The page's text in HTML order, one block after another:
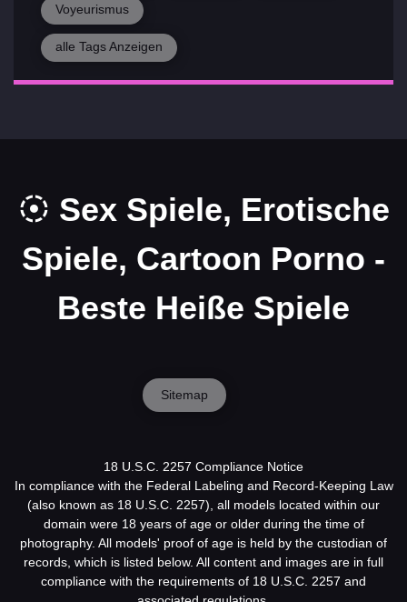
Voyeurismus
alle Tags Anzeigen
Sex Spiele, Erotische
Spiele, Cartoon Porno -
Beste Heiße Spiele
Sitemap
18 U.S.C. 2257 Compliance Notice
In compliance with the Federal Labeling and Record-Keeping Law
(also known as 18 U.S.C. 2257), all models located within our
domain were 18 years of age or older during the time of
photography. All models' proof of age is held by the custodian of
records, which is listed below. All content and images are in full
compliance with the requirements of 18 U.S.C. 2257 and